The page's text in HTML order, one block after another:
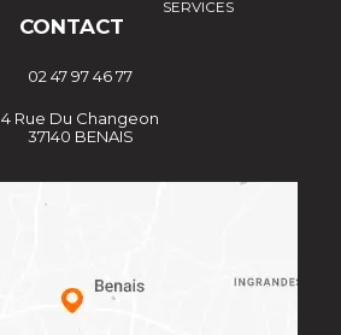
SERVICES
CONTACT
02 47 97 46 77
4 Rue Du Changeon
37140 BENAIS